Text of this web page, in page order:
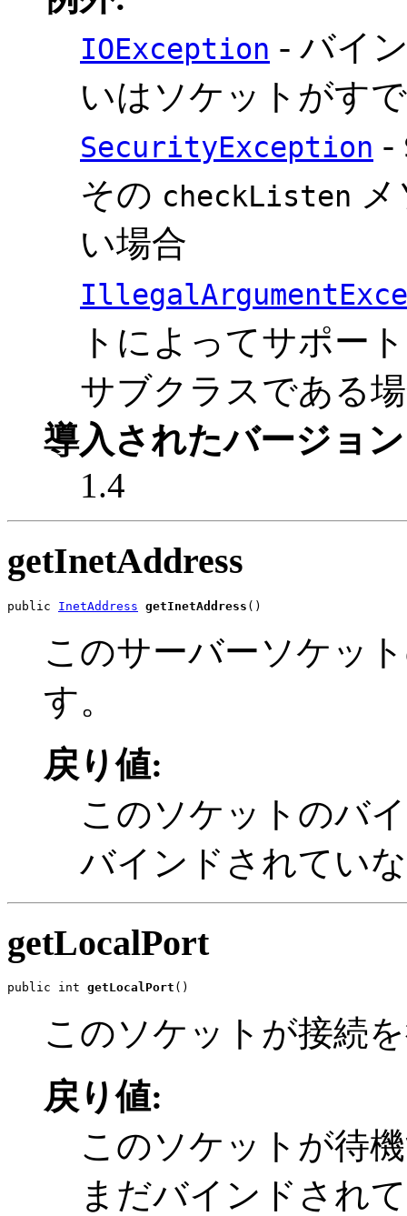
IOException - バイ
いはソケットがす
SecurityException -
その checkListen
い場合
トによってサポー
サブクラスである
導入されたバージョ
1.4
getInetAddress
public InetAddress getInetAddress ()
このサーバーソケッ
す。
戻り値:
このソケットのバ
バインドされてい
getLocalPort
public int getLocalPort ()
このソケットが接続
戻り値:
このソケットが待
まだバインドされ